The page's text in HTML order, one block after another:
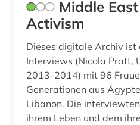
Middle
Activism
Dieses digitale Archiv ist
Interviews (Nicola Pratt,
2013-2014) mit 96
Generationen aus
Libanon. Die
ihrem Leben und dem